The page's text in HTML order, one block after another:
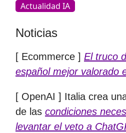
Actualidad IA
Noticias
[ Ecommerce ] El truco
español mejor valorado
[ OpenAI ] Italia crea
de las condiciones
levantar el veto a